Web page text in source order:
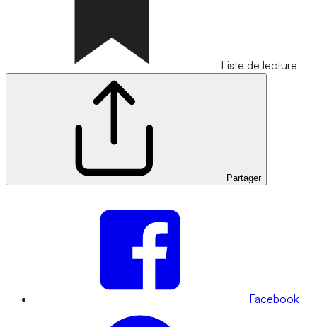
Liste de lecture
Partager
Facebook